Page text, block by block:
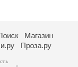
Магазин
Проза.ру